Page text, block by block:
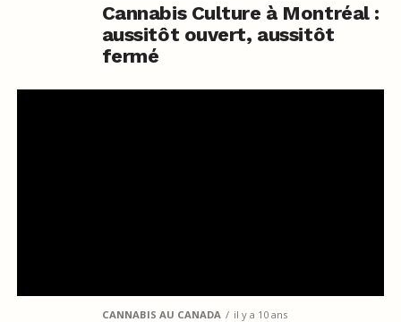
Cannabis Culture à Montréal :
aussitôt ouvert, aussitôt
fermé
CANNABIS AU CANADA il y a 10 ans